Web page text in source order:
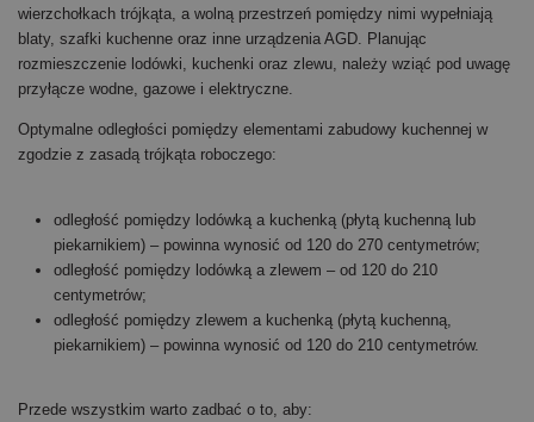
wierzchołkach trójkąta, a wolną przestrzeń pomiędzy nimi wypełniają
blaty, szafki kuchenne oraz inne urządzenia AGD. Planując
rozmieszczenie lodówki, kuchenki oraz zlewu, należy wziąć pod uwagę
przyłącze wodne, gazowe i elektryczne.
Optymalne odległości pomiędzy elementami zabudowy kuchennej w
zgodzie z zasadą trójkąta roboczego:
odległość pomiędzy lodówką a kuchenką (płytą kuchenną lub
piekarnikiem) – powinna wynosić od 120 do 270 centymetrów;
odległość pomiędzy lodówką a zlewem – od 120 do 210
centymetrów;
odległość pomiędzy zlewem a kuchenką (płytą kuchenną,
piekarnikiem) – powinna wynosić od 120 do 210 centymetrów.
Przede wszystkim warto zadbać o to, aby: